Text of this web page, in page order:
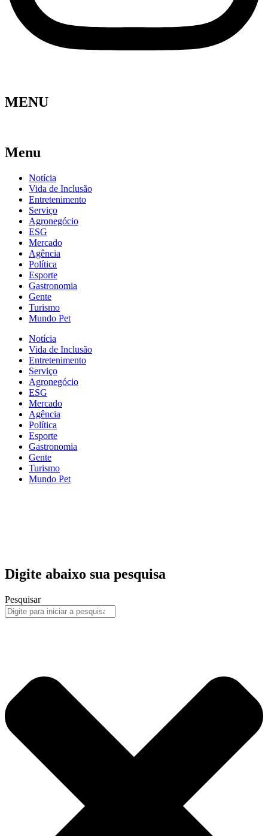
MENU
Menu
Notícia
Vida de Inclusão
Entretenimento
Serviço
Agronegócio
ESG
Mercado
Agência
Política
Esporte
Gastronomia
Gente
Turismo
Mundo Pet
Notícia
Vida de Inclusão
Entretenimento
Serviço
Agronegócio
ESG
Mercado
Agência
Política
Esporte
Gastronomia
Gente
Turismo
Mundo Pet
Digite abaixo sua pesquisa
Pesquisar